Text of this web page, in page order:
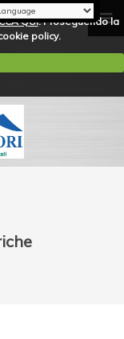
QUI. Proseguendo la
policy.